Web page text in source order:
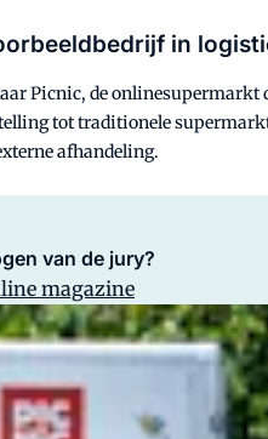
in
Picnic, de
tot traditionele
afhandeling.
van de jury?
magazine